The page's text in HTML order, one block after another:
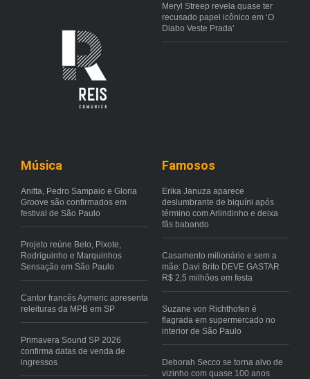
Meryl Streep revela quase ter
recusado papel icônico em ‘O
Diabo Veste Prada’
Música
Anitta, Pedro Sampaio e Gloria
Groove são confirmados em
festival de São Paulo
Projeto reúne Belo, Pixote,
Rodriguinho e Marquinhos
Sensação em São Paulo
Cantor francês Aymeric apresenta
releituras da MPB em SP
Primavera Sound SP 2026
confirma datas de venda de
ingressos
Famosos
Erika Januza aparece
deslumbrante de biquíni após
término com Arlindinho e deixa
fãs babando
Casamento milionário e sem a
mãe: Davi Brito DEVE GASTAR
R$ 2,5 milhões em festa
Suzane von Richthofen é
flagrada em supermercado no
interior de São Paulo
Deborah Secco se torna alvo de
vizinho com quase 100 anos